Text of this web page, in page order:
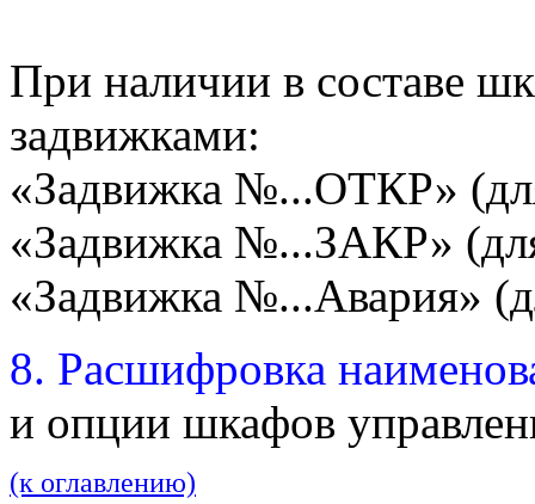
При наличии в составе
задвижками:
«Задвижка №...ОТКР»
«Задвижка №...ЗАКР»
«Задвижка №...Авария»
8. Расшифровка
и опции шкафов
(к оглавлению)